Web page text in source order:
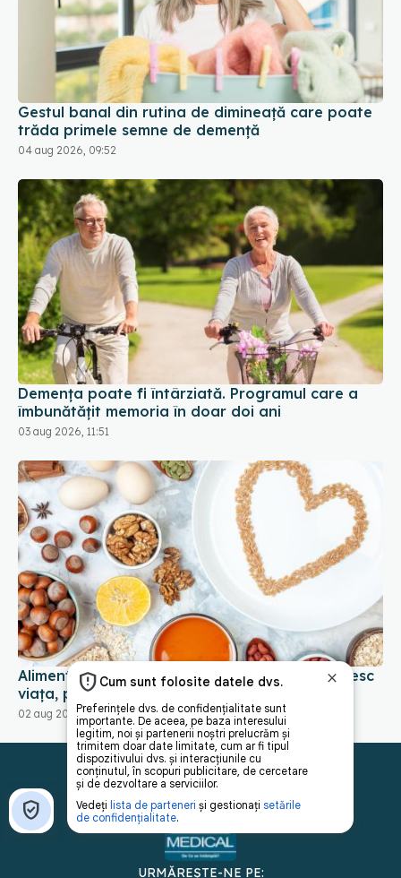
Gestul banal din rutina de dimineață care poate
trăda primele semne de demență
04 aug 2026, 09:52
Demența poate fi întârziată. Programul care a
îmbunătățit memoria în doar doi ani
03 aug 2026, 11:51
Alimentele care protejează creierul și prelungesc
viața, potrivit studiilor
02 aug 2026, 17:00
URMĂREȘTE-NE PE: